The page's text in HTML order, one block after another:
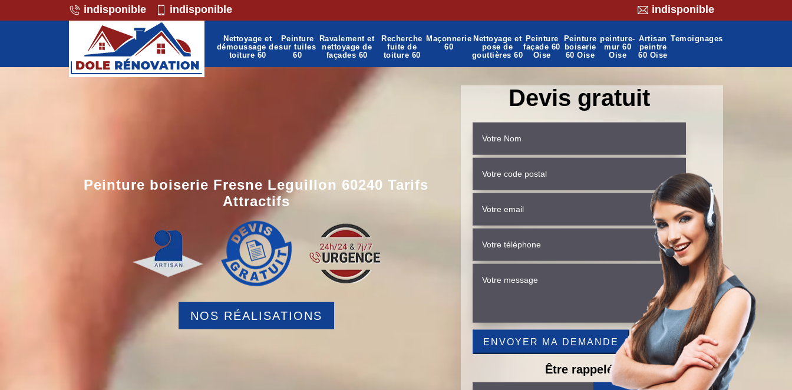
indisponible indisponible indisponible
Nettoyage et
démoussage de
toiture 60
Peinture
sur tuiles
60
Ravalement et
nettoyage de
façades 60
Recherche
fuite de
toiture 60
Maçonnerie
60
Nettoyage et
pose de
gouttières 60
Peinture
façade 60
Oise
Peinture
boiserie
60 Oise
peinture-
mur 60
Oise
Artisan
peintre
60 Oise
Temoignages
Peinture boiserie Fresne Leguillon 60240 Tarifs
Attractifs
NOS RÉALISATIONS
Devis gratuit
Être rappelé